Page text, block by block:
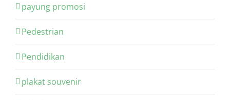
payung promosi
Pedestrian
Pendidikan
plakat souvenir